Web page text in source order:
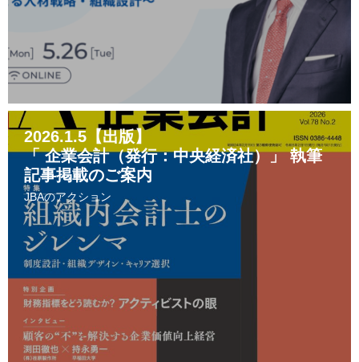
2026.1.5【出版】
「 企業会計（発行：中央経済社）」 執筆
記事掲載のご案内
JBAのアクション